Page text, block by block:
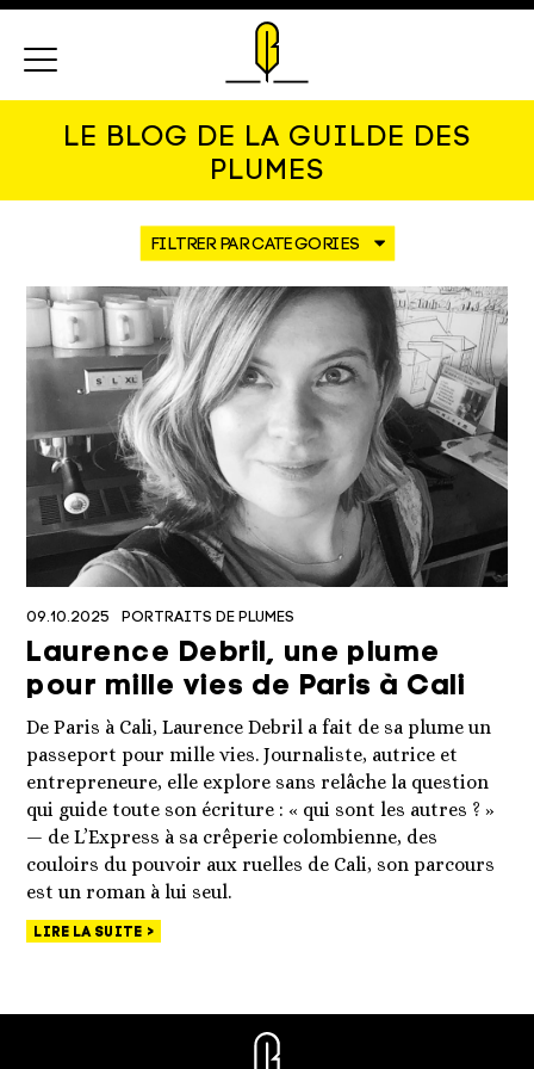
LE BLOG DE LA GUILDE DES
PLUMES
09.10.2025 PORTRAITS DE PLUMES
Laurence Debril, une plume
pour mille vies de Paris à Cali
De Paris à Cali, Laurence Debril a fait de sa plume un
passeport pour mille vies. Journaliste, autrice et
entrepreneure, elle explore sans relâche la question
qui guide toute son écriture : « qui sont les autres ? »
— de L’Express à sa crêperie colombienne, des
couloirs du pouvoir aux ruelles de Cali, son parcours
est un roman à lui seul.
LIRE LA SUITE